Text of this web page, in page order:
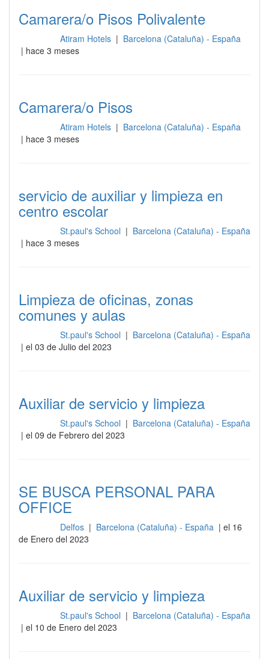
Camarera/o Pisos Polivalente
Atiram Hotels | Barcelona (Cataluña) - España
| hace 3 meses
Camarera/o Pisos
Atiram Hotels | Barcelona (Cataluña) - España
| hace 3 meses
servicio de auxiliar y limpieza en
centro escolar
St.paul's School | Barcelona (Cataluña) - España
| hace 3 meses
Limpieza de oficinas, zonas
comunes y aulas
St.paul's School | Barcelona (Cataluña) - España
| el 03 de Julio del 2023
Auxiliar de servicio y limpieza
St.paul's School | Barcelona (Cataluña) - España
| el 09 de Febrero del 2023
SE BUSCA PERSONAL PARA
OFFICE
Delfos | Barcelona (Cataluña) - España | el 16
de Enero del 2023
Auxiliar de servicio y limpieza
St.paul's School | Barcelona (Cataluña) - España
| el 10 de Enero del 2023